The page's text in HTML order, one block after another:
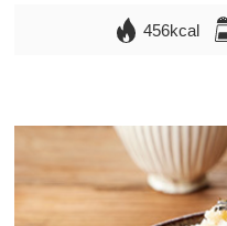
456kcal